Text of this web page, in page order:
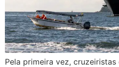
Pela primeira vez,